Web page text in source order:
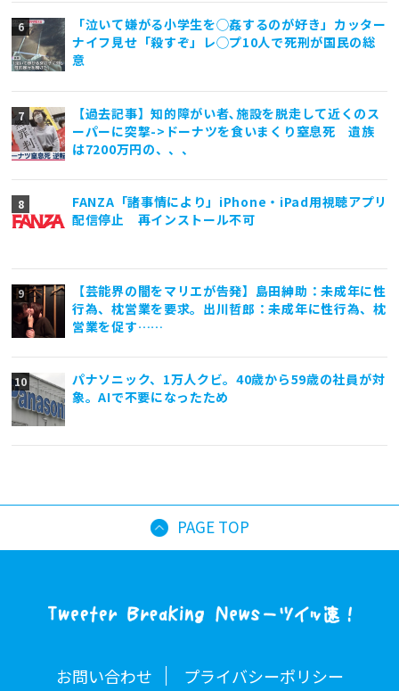
「泣いて嫌がる小学生を◯姦するのが好き」カッター
ナイフ見せ「殺すぞ」レ◯プ10人で死刑が国民の総
意
【過去記事】知的障がい者､施設を脱走して近くのス
ーパーに突撃->ドーナツを食いまくり窒息死 遺族
は7200万円の、、、
FANZA「諸事情により」iPhone・iPad用視聴アプリ
配信停止 再インストール不可
【芸能界の闇をマリエが告発】島田紳助：未成年に性
行為、枕営業を要求。出川哲郎：未成年に性行為、枕
営業を促す……
パナソニック、1万人クビ。40歳から59歳の社員が対
象。AIで不要になったため
PAGE TOP
お問い合わせ プライバシーポリシー